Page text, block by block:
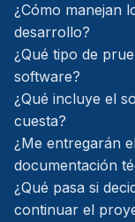
¿Cómo manejan
desarrollo?
¿Qué tipo de
software?
¿Qué incluye el
cuesta?
¿Me entregarán
documentación
¿Qué pasa si
continuar el